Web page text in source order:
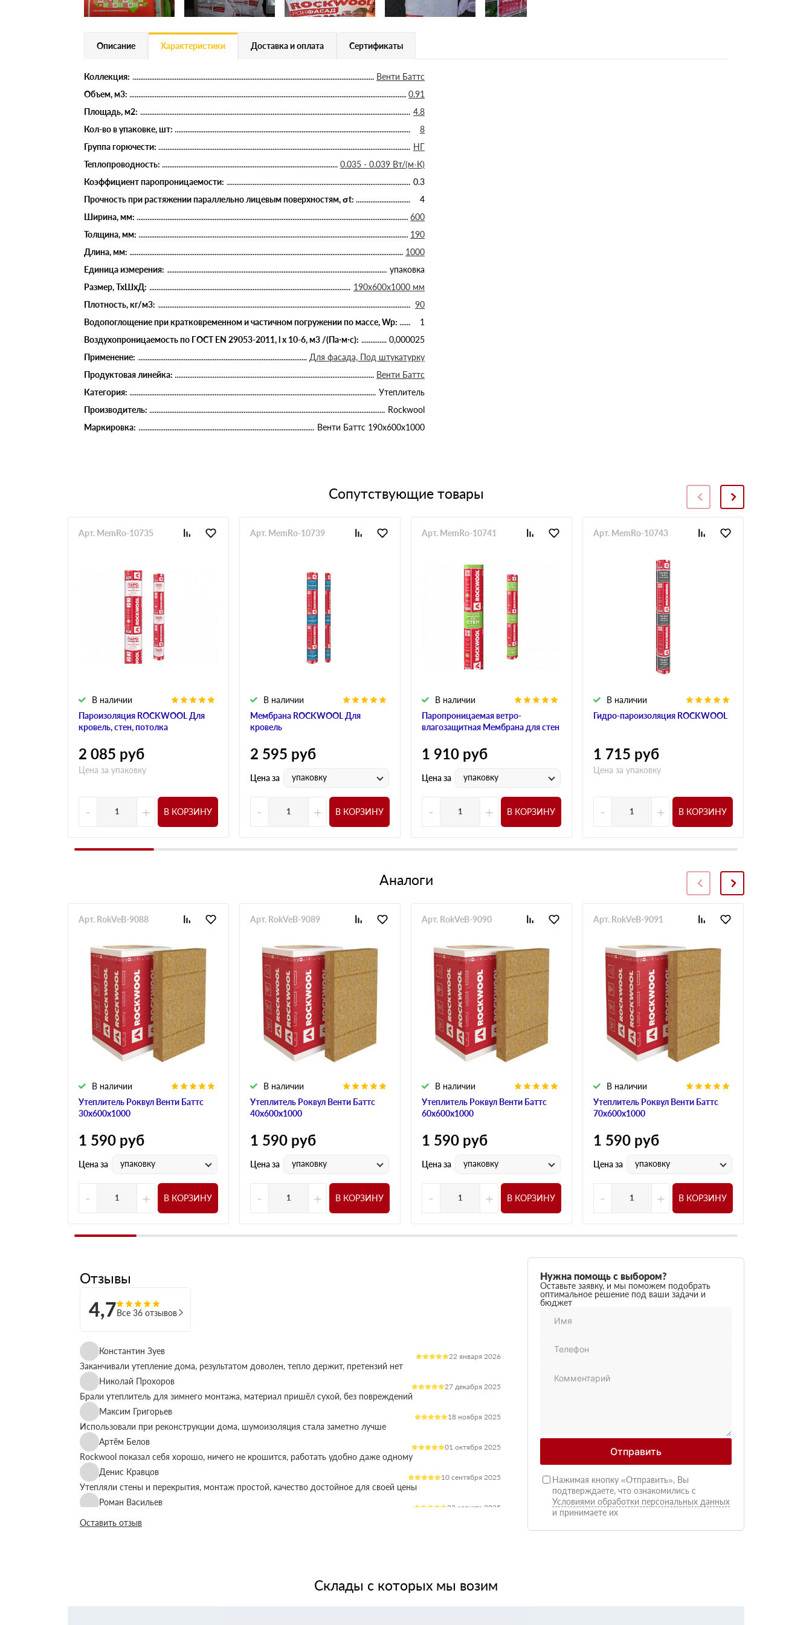
Описание Характеристики Доставка и оплата Сертификаты
Коллекция:
Венти Баттс
Объем, м3:
0.91
Площадь, м2:
4.8
Кол-во в упаковке, шт:
8
Группа горючести:
НГ
Теплопроводность:
0.035 - 0.039 Вт/(м·К)
Коэффициент паропроницаемости:
0.3
Прочность при растяжении параллельно лицевым поверхностям, σt:
4
Ширина, мм:
600
Толщина, мм:
190
Длина, мм:
1000
Единица измерения:
упаковка
Размер, ТхШхД:
190х600х1000 мм
Плотность, кг/м3:
90
Водопоглощение при кратковременном и частичном погружении по массе, Wp:
1
Воздухопроницаемость по ГОСТ EN 29053-2011, l x 10-6, м3 /(Па∙м∙с):
0,000025
Применение:
Для фасада, Под штукатурку
Продуктовая линейка:
Венти Баттс
Категория:
Утеплитель
Производитель:
Rockwool
Маркировка:
Венти Баттс 190х600х1000
Сопутствующие товары
Пароизоляция ROCKWOOL Для
кровель, стен, потолка
В наличии
Арт. MemRo-10735
2 085 руб
Цена за упаковку
- + В КОРЗИНУ
Мембрана ROCKWOOL Для
кровель
В наличии
Арт. MemRo-10739
2 595 руб
Цена за упаковку
- + В КОРЗИНУ
Паропроницаемая ветро-
влагозащитная Мембрана для стен
В наличии
Арт. MemRo-10741
1 910 руб
Цена за упаковку
- + В КОРЗИНУ
Гидро-пароизоляция ROCKWOOL
В наличии
Арт. MemRo-10743
1 715 руб
Цена за упаковку
- + В КОРЗИНУ
Аналоги
Утеплитель Роквул Венти Баттс
30х600х1000
В наличии
Арт. RokVeB-9088
1 590 руб
Цена за упаковку
- + В КОРЗИНУ
Утеплитель Роквул Венти Баттс
40х600х1000
В наличии
Арт. RokVeB-9089
1 590 руб
Цена за упаковку
- + В КОРЗИНУ
Утеплитель Роквул Венти Баттс
60х600х1000
В наличии
Арт. RokVeB-9090
1 590 руб
Цена за упаковку
- + В КОРЗИНУ
Утеплитель Роквул Венти Баттс
70х600х1000
В наличии
Арт. RokVeB-9091
1 590 руб
Цена за упаковку
- + В КОРЗИНУ
Отзывы
4,7Все 36 отзывов
Константин Зуев
22 января 2026
Заканчивали утепление дома, результатом доволен, тепло держит, претензий нет
Николай Прохоров
27 декабря 2025
Брали утеплитель для зимнего монтажа, материал пришёл сухой, без повреждений
Максим Григорьев
18 ноября 2025
Использовали при реконструкции дома, шумоизоляция стала заметно лучше
Артём Белов
01 октября 2025
Rockwool показал себя хорошо, ничего не крошится, работать удобно даже одному
Денис Кравцов
10 сентября 2025
Утепляли стены и перекрытия, монтаж простой, качество достойное для своей цены
Роман Васильев
22 августа 2025
Материал соответствует описанию, после утепления расходы на отопление стали ниже
Оставить отзыв
Нужна помощь с выбором?
Оставьте заявку, и мы поможем подобрать
оптимальное решение под ваши задачи и
бюджет
Отправить
Нажимая кнопку «Отправить», Вы
подтверждаете, что ознакомились с
Условиями обработки персональных данных
и принимаете их
Склады с которых мы возим